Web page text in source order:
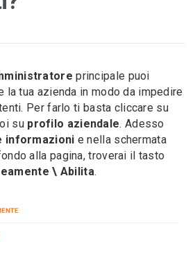
principale puoi
tua azienda in modo da impedire
Per farlo ti basta cliccare su
su profilo aziendale. Adesso
informazioni e nella schermata
alla pagina, troverai il tasto
\ Abilita.